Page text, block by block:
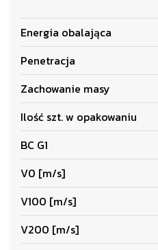
Energia obalająca
Penetracja
Zachowanie masy
Ilość szt. w opakowaniu
BC G1
V0 [m/s]
V100 [m/s]
V200 [m/s]